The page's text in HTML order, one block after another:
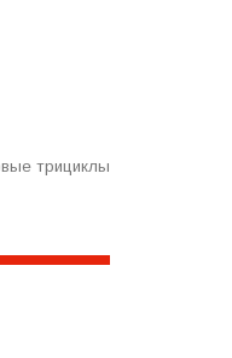
трициклы